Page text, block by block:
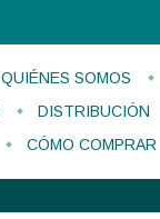
QUIÉNES SOMOS
DISTRIBUCIÓN
CÓMO COMPRAR